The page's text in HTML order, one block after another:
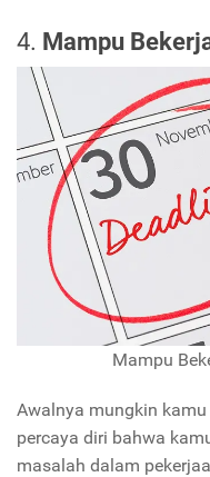
4. Mampu
Mampu
Awalnya mungkin
percaya diri bahwa
masalah dalam